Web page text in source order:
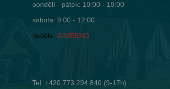
pondělí - pátek: 10:00 - 18:00
sobota: 9:00 - 12:00
neděle: ZAVŘENO
Tel: +420 773 294 840(9-17h)